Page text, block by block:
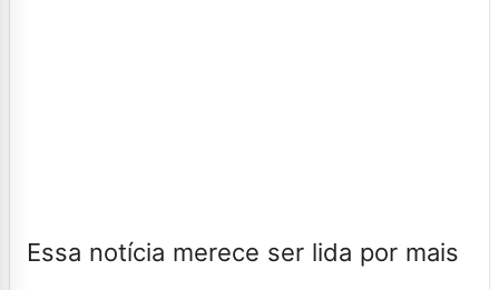
Essa notícia merece ser lida por mais